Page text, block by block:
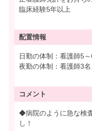
臨床経験5年以上
配置情報
日勤の体制：看護師5
夜勤の体制：看護師3
コメント
◆病院のように急な検
し！